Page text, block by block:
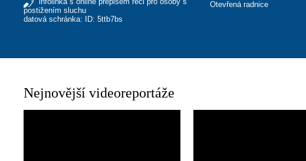
postižením sluchu
datová schránka: ID: 5ttb7bs
Otevřená radnice
Nejnovější videoreportáže